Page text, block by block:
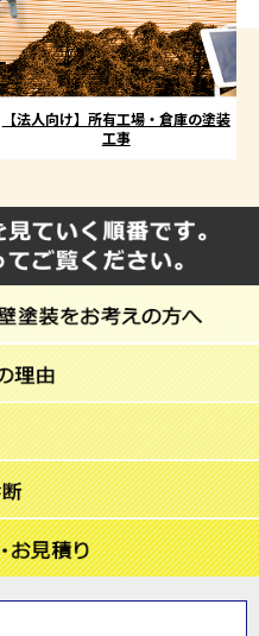
【法人向け】所有工場・倉庫の塗装
工事